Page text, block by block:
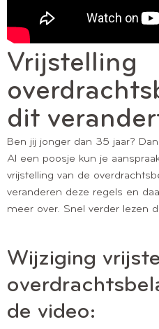
Vrijstelling
dit
Ben jij jonger dan 35 jaar?
Al een poosje kun je
vrijstelling van de
veranderen deze regels en
meer over. Snel verder lezen
Wijziging
de video: